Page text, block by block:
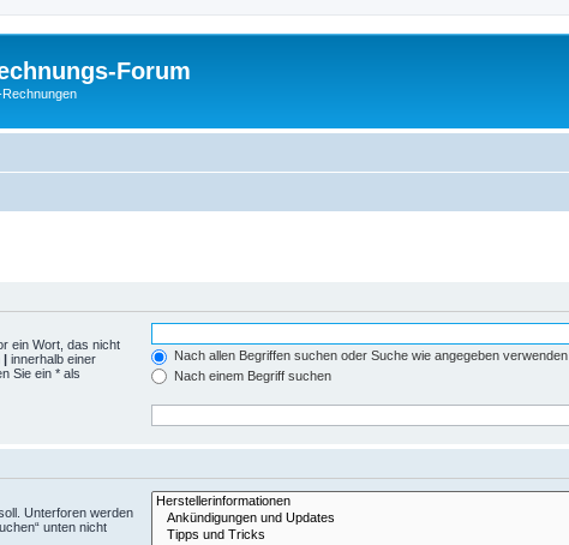
Forum
ein Wort, das nicht
| innerhalb einer
Sie ein * als
Nach allen Begriffen suchen oder Suche wie angegeben verwenden
Nach einem Begriff suchen
Unterforen werden
unten nicht